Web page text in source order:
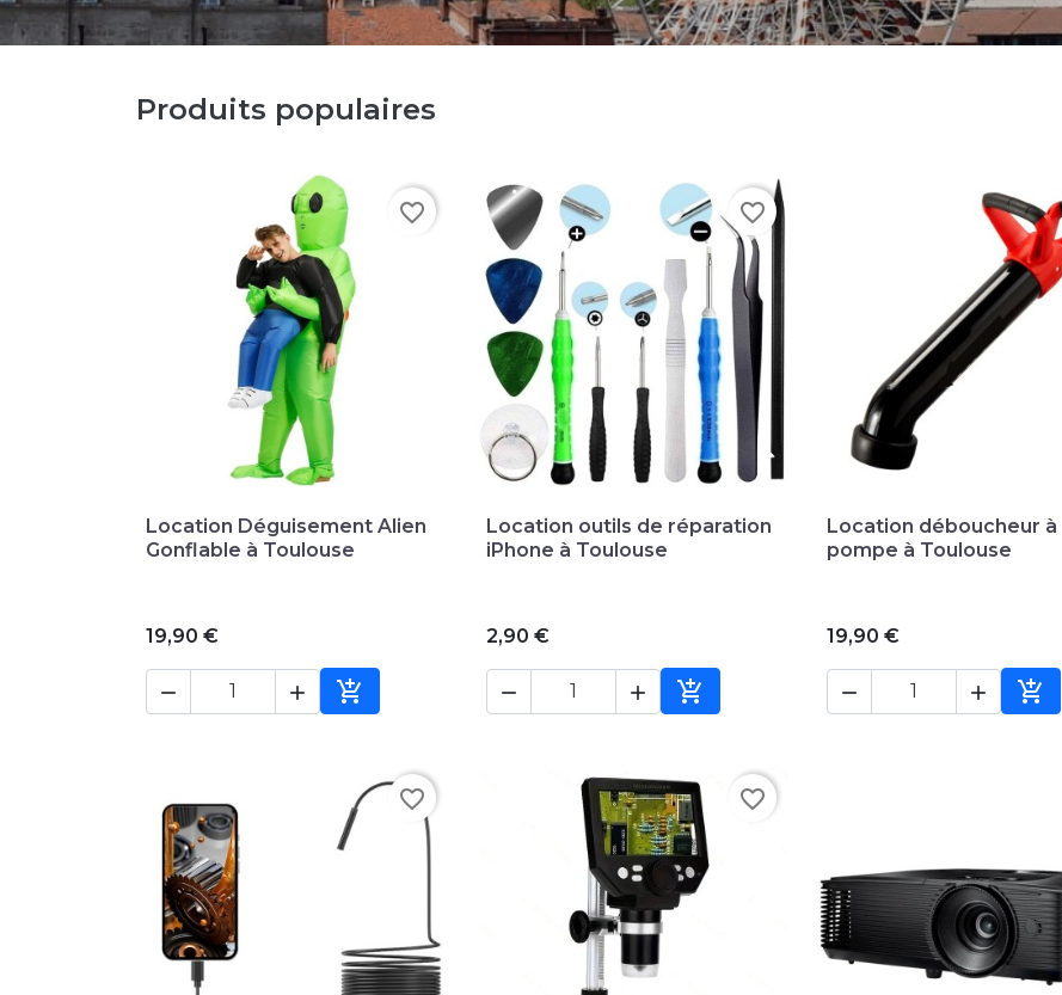
Produits populaires
favorite_border
 Aperçu rapide
Location Déguisement Alien
Gonflable à Toulouse
19,90 €
  
Ajouter au panier
favorite_border
 Aperçu rapide
Location outils de réparation
iPhone à Toulouse
2,90 €
  
Ajouter au panier
 Aperçu rapide
Location déboucheur à
pompe à Toulouse
19,90 €
  
favorite_border favorite_border